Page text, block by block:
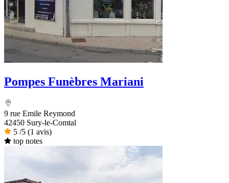
Pompes Funèbres Mariani
9 rue Emile Reymond
42450 Sury-le-Comtal
5 /5 (1 avis)
top notes